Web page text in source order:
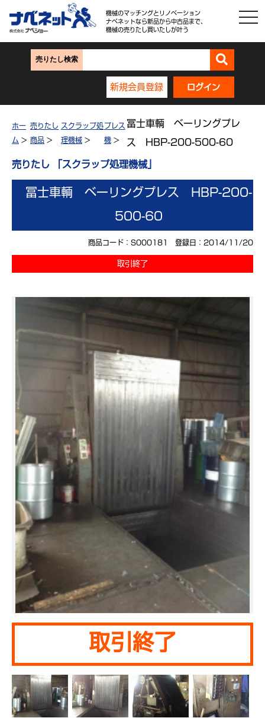
機械のマッチングとリノベーション
ナベネットなら新品から中古品まで、
機械の売りたし買いたしが叶う
売りたし検索
新規会員登録 ログイン
ホー
ム >
売りたし
商品 >
スクラップ処
理機械>
プレス
機>
冨士車輌 ベーリングプレ
ス HBP-200-500-60
売りたし 「スクラップ処理機械」
冨士車輌 ベーリングプレス HBP-200-
500-60
商品コード：S000181 登録日：2014/11/20
取引終了
取引終了